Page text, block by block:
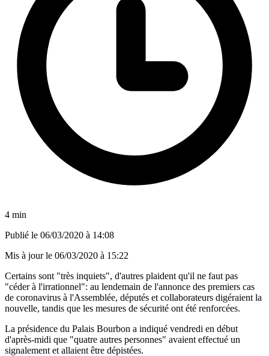
4 min
Publié le 06/03/2020 à 14:08
Mis à jour le 06/03/2020 à 15:22
Certains sont "très inquiets", d'autres plaident qu'il ne faut pas
"céder à l'irrationnel": au lendemain de l'annonce des premiers cas
de coronavirus à l'Assemblée, députés et collaborateurs digéraient la
nouvelle, tandis que les mesures de sécurité ont été renforcées.
La présidence du Palais Bourbon a indiqué vendredi en début
d'après-midi que "quatre autres personnes" avaient effectué un
signalement et allaient être dépistées.